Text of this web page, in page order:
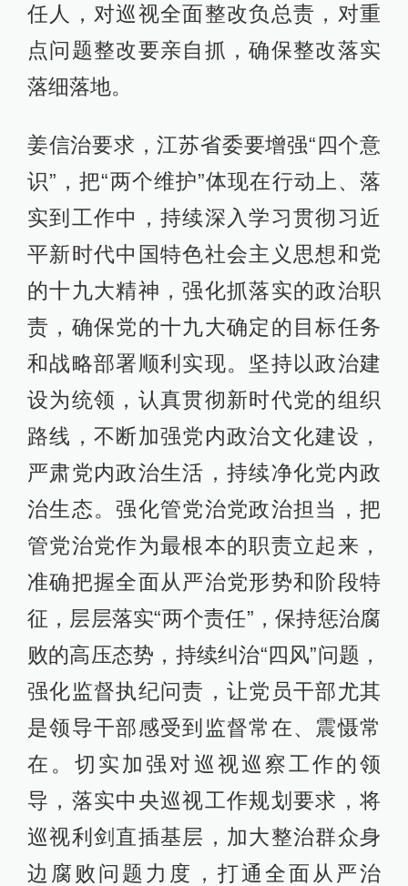
任人，对巡视全面整改负总责，对重
点问题整改要亲自抓，确保整改落实
落细落地。
姜信治要求，江苏省委要增强“四个意
识”，把“两个维护”体现在行动上、落
实到工作中，持续深入学习贯彻习近
平新时代中国特色社会主义思想和党
的十九大精神，强化抓落实的政治职
责，确保党的十九大确定的目标任务
和战略部署顺利实现。坚持以政治建
设为统领，认真贯彻新时代党的组织
路线，不断加强党内政治文化建设，
严肃党内政治生活，持续净化党内政
治生态。强化管党治党政治担当，把
管党治党作为最根本的职责立起来，
准确把握全面从严治党形势和阶段特
征，层层落实“两个责任”，保持惩治腐
败的高压态势，持续纠治“四风”问题，
强化监督执纪问责，让党员干部尤其
是领导干部感受到监督常在、震慑常
在。切实加强对巡视巡察工作的领
导，落实中央巡视工作规划要求，将
巡视利剑直插基层，加大整治群众身
边腐败问题力度，打通全面从严治